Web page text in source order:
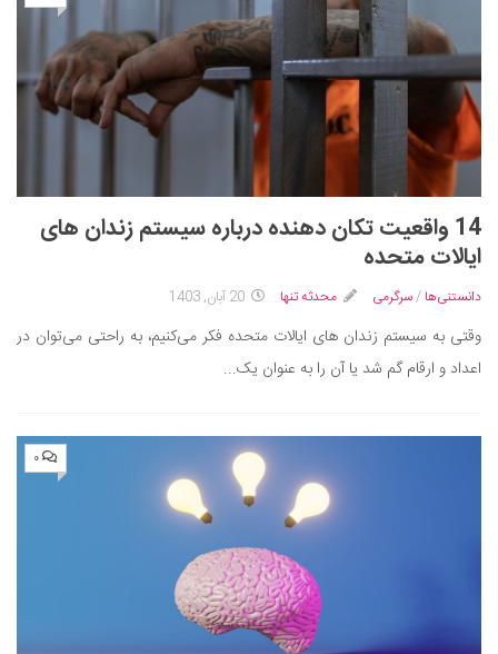
14 واقعیت تکان دهنده درباره سیستم زندان های
ایالات متحده
دانستنی‌ها /سرگرمی محدثه تنها 20 آبان, 1403
وقتی به سیستم زندان های ایالات متحده فکر می‌کنیم، به راحتی می‌توان در
اعداد و ارقام گم شد یا آن را به عنوان یک...
۰